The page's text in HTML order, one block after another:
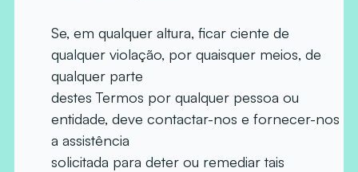
Se, em qualquer altura, ficar ciente de
qualquer violação, por quaisquer meios, de
qualquer parte
destes Termos por qualquer pessoa ou
entidade, deve contactar-nos e fornecer-nos
a assistência
solicitada para deter ou remediar tais